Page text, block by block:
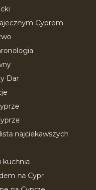
Cyprem
Dar
najciekawszych
kuchnia
na Cypr